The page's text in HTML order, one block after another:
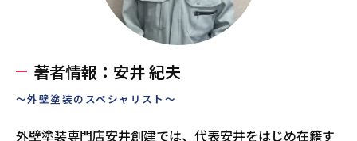
著者情報：安井 紀夫
～外壁塗装のスペシャリスト～
外壁塗装専門店安井創建では、代表安井をはじめ在籍す